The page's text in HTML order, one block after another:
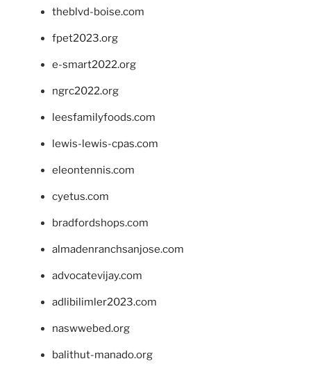
theblvd-boise.com
fpet2023.org
e-smart2022.org
ngrc2022.org
leesfamilyfoods.com
lewis-lewis-cpas.com
eleontennis.com
cyetus.com
bradfordshops.com
almadenranchsanjose.com
advocatevijay.com
adlibilimler2023.com
naswwebed.org
balithut-manado.org